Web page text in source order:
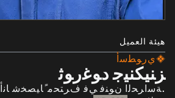
هيئة العميل
ﻱﺭﻮﻄﺳﺃ
ﺰﻨﻴﻜﻨﻴﺟ ﺩﻮﻏﺭﻮﺛ
.ﺔﺳﺍﺮﺤﻟﺍ ﻥﻮﻨﻓ ﻲﻓ ﻑﺮﺘﺤﻣ ًﺎﻴﺼﺨﺷ ﺎﻧﺃ